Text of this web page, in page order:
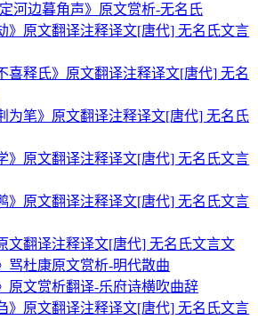
定河边暮角声》原文赏析-无名氏
》原文翻译注释译文[唐代] 无名氏文言
喜释氏》原文翻译注释译文[唐代] 无名
为笔》原文翻译注释译文[唐代] 无名氏
》原文翻译注释译文[唐代] 无名氏文言
》原文翻译注释译文[唐代] 无名氏文言
文翻译注释译文[唐代] 无名氏文言文
骂杜康原文赏析-明代散曲
原文赏析翻译-乐府诗横吹曲辞
》原文翻译注释译文[唐代] 无名氏文言